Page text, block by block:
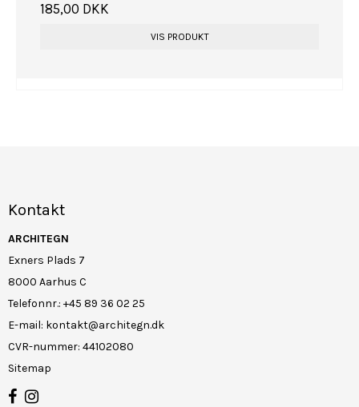
185,00 DKK
VIS PRODUKT
Kontakt
ARCHITEGN
Exners Plads 7
8000 Aarhus C
Telefonnr.: +45 89 36 02 25
E-mail: kontakt@architegn.dk
CVR-nummer: 44102080
Sitemap